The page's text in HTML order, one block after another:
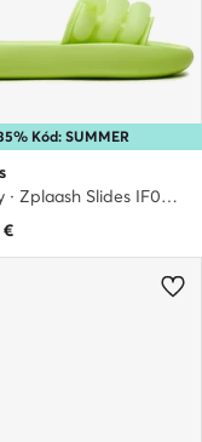
Kód: SUMMER
Šľapky · Zplaash Slides IF0889 · Zelená
€